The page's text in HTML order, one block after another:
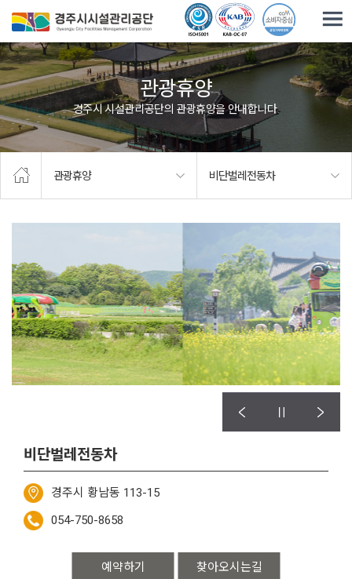
관광휴양
경주시 시설관리공단의 관광휴양을 안내합니다.
관광휴양 비단벌레전동차
비단벌레전동차
경주시 황남동 113-15
054-750-8658
예약하기 찾아오시는길